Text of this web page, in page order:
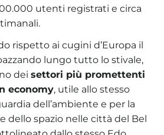
utenti registrati e circa
rispetto ai cugini d’Europa il
lungo tutto lo stivale,
deisettori più promettenti
economy, utile allo stesso
dell’ambiente e per la
dello spazio nelle città del Bel